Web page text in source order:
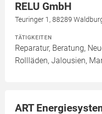
RELU GmbH
Teuringer 1, 88289
TÄTIGKEITEN
Reparatur, Beratung,
Rollläden, Jalousien,
ART